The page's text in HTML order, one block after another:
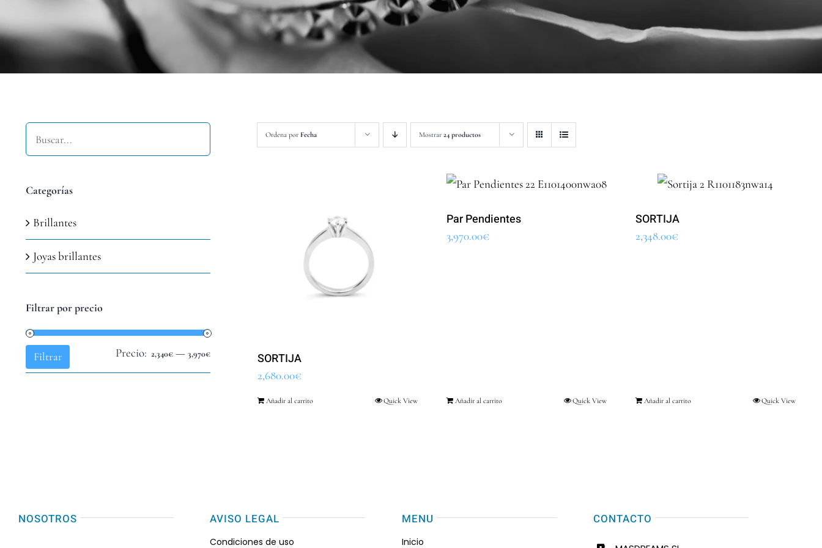
Ordena por Fecha Mostrar 24 productos
SORTIJA
2,680.00€
Añadir al carrito Quick View
Par Pendientes
3,970.00€
Añadir al carrito Quick View
SORTIJA
2,348.00€
Añadir al carrito Quick View
Categorías
Brillantes
Joyas brillantes
Filtrar por precio
Precio
mínimo
Precio
máximo
Filtrar Precio: 2,340€ —3,970€
NOSOTROS AVISO LEGAL
Condiciones de uso
MENU
Inicio
CONTACTO